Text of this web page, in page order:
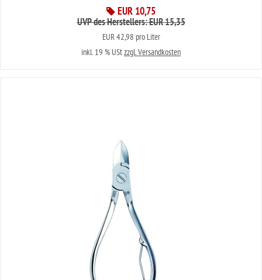
EUR 10,75
UVP des Herstellers: EUR 15,35
EUR 42,98 pro Liter
inkl. 19 % UStzzgl. Versandkosten